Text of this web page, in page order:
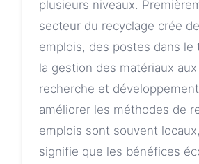
plusieurs niveaux.
secteur du recyclage crée
emplois, des postes dans le
la gestion des matériaux
recherche et
améliorer les méthodes de
emplois sont souvent
signifie que les bénéfices